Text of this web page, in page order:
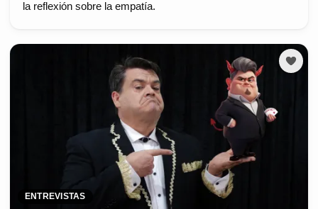
la reflexión sobre la empatía.
ENTREVISTAS